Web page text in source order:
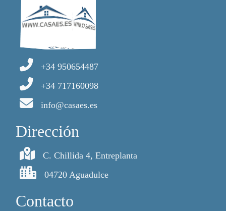
+34 950654487
+34 717160098
info@casaes.es
Dirección
C. Chillida 4, Entreplanta
04720 Aguadulce
Contacto